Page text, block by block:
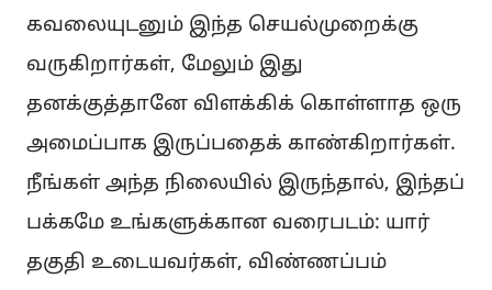
கவலையுடனும் இந்த செயல்முறைக்கு
வருகிறார்கள், மேலும் இது
தனக்குத்தானே விளக்கிக் கொள்ளாத ஒரு
அமைப்பாக இருப்பதைக் காண்கிறார்கள்.
நீங்கள் அந்த நிலையில் இருந்தால், இந்தப்
பக்கமே உங்களுக்கான வரைபடம்: யார்
தகுதி உடையவர்கள், விண்ணப்பம்